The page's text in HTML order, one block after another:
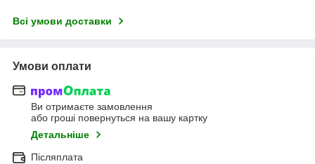
Всі умови доставки
Умови оплати
Ви отримаєте замовлення
або гроші повернуться на вашу картку
Детальніше
Післяплата